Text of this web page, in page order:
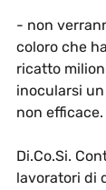
- non
coloro che
ricatto
inocularsi
non efficace.
Di.Co.Si.
lavoratori di